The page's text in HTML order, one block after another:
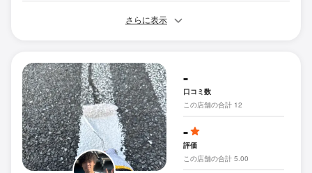
さらに表示
-
口コミ数
この店舗の合計 12
-
評価
この店舗の合計 5.00